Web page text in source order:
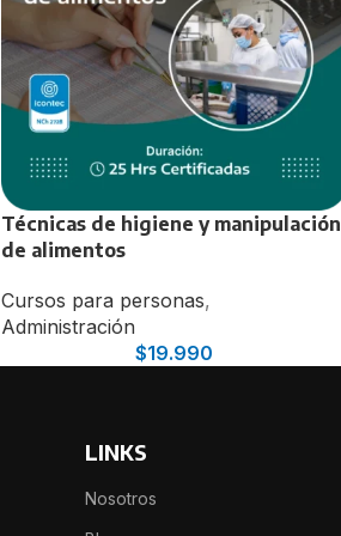
Alimentación y Microbiota
Alimentación complementaria
Introducción en Alergias Alimentarias
Lactancia Materna 21 hrs
Técnicas de higiene y manipulación
de alimentos
Cursos para personas,
Administración
$19.990
LINKS
Nosotros